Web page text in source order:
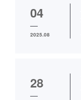
04
2025.08
28